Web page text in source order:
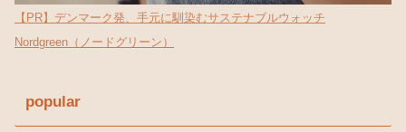
【PR】デンマーク発、手元に馴染むサステナブルウォッチ
Nordgreen（ノードグリーン）
popular